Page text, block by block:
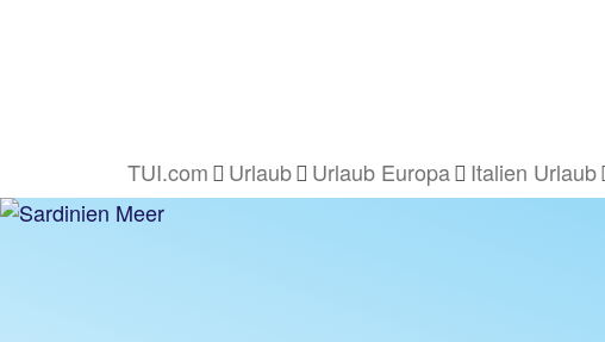
TUI.com Urlaub Urlaub Europa Italien Urlaub